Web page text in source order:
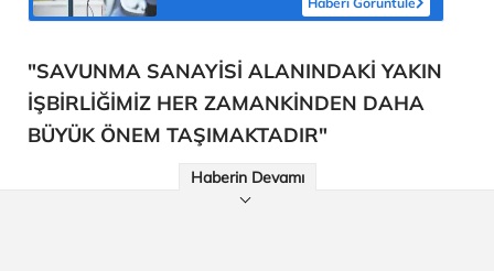
"SAVUNMA SANAYİSİ ALANINDAKİ YAKIN
İŞBİRLİĞİMİZ HER ZAMANKİNDEN DAHA
BÜYÜK ÖNEM TAŞIMAKTADIR"
Haberin Devamı